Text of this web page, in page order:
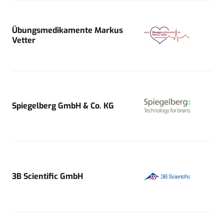
Übungsmedikamente Markus
Vetter
Spiegelberg GmbH & Co. KG
3B Scientific GmbH